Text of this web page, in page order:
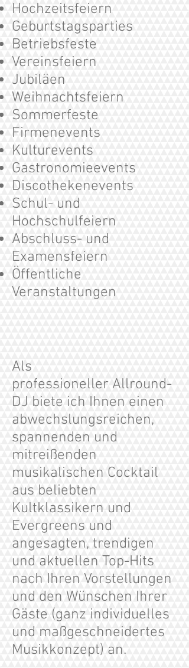
Hochzeitsfeiern
Geburtstagsparties
Betriebsfeste
Vereinsfeiern
Jubiläen
Weihnachtsfeiern
Sommerfeste
Firmenevents
Kulturevents
Gastronomieevents
Discothekenevents
Schul- und
Hochschulfeiern
Abschluss- und
Examensfeiern
Öffentliche
Veranstaltungen
Als
professioneller Allround-
DJ biete ich Ihnen einen
abwechslungsreichen,
spannenden und
mitreißenden
musikalischen Cocktail
aus beliebten
Kultklassikern und
Evergreens und
angesagten, trendigen
und aktuellen Top-Hits
nach Ihren Vorstellungen
und den Wünschen Ihrer
Gäste (ganz individuelles
und maßgeschneidertes
Musikkonzept) an.